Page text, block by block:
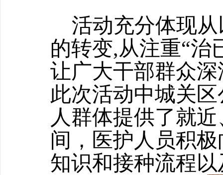
活动充分体现从
的转变,从注重“治
让广大干部群众
此次活动中城关
人群体提供了就
间，医护人员积
知识和接种流程